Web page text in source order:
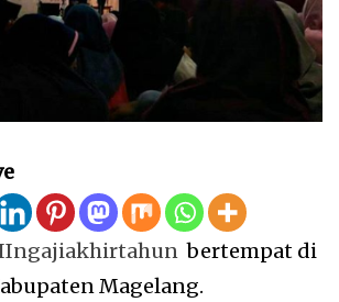
bertempat di
Magelang.